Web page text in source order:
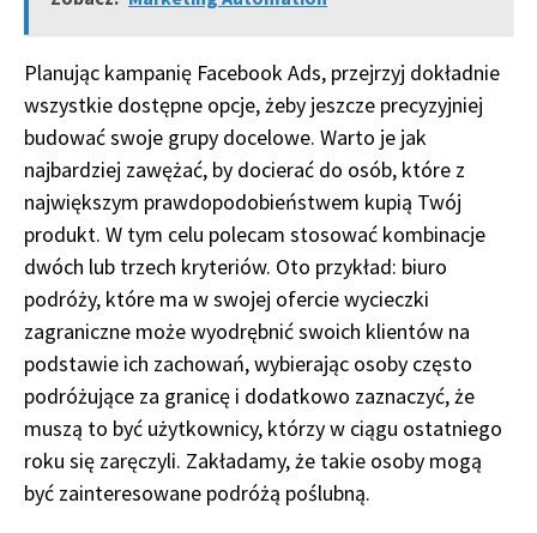
Planując kampanię Facebook Ads, przejrzyj dokładnie
wszystkie dostępne opcje, żeby jeszcze precyzyjniej
budować swoje grupy docelowe. Warto je jak
najbardziej zawężać, by docierać do osób, które z
największym prawdopodobieństwem kupią Twój
produkt. W tym celu polecam stosować kombinacje
dwóch lub trzech kryteriów. Oto przykład: biuro
podróży, które ma w swojej ofercie wycieczki
zagraniczne może wyodrębnić swoich klientów na
podstawie ich zachowań, wybierając osoby często
podróżujące za granicę i dodatkowo zaznaczyć, że
muszą to być użytkownicy, którzy w ciągu ostatniego
roku się zaręczyli. Zakładamy, że takie osoby mogą
być zainteresowane podróżą poślubną.